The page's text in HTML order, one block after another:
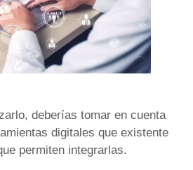
deberías tomar en cuenta
digitales que existente
permiten integrarlas.